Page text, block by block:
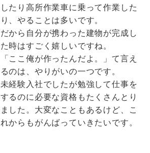
したり高所作業車に乗って作業した
り、やることは多いです。
だから自分が携わった建物が完成し
た時はすごく嬉しいですね。
「ここ俺が作ったんだよ。」て言え
るのは、やりがいの一つです。
未経験入社でしたが勉強して仕事を
するのに必要な資格もたくさんとり
ました。大変なこともあるけど、こ
れからもがんばっていきたいです。